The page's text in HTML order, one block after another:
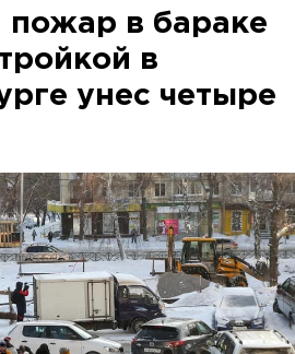
пожар в бараке
в
унес четыре